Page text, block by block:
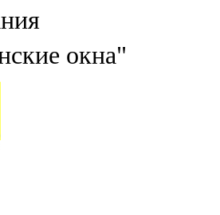
окна"